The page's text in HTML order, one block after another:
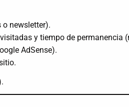
o newsletter).
y tiempo de permanencia
AdSense).